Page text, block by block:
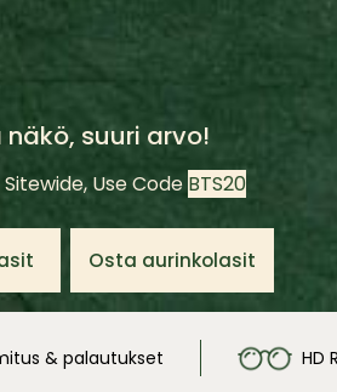
näkö, suuri arvo!
Use Code BTS20
Osta aurinkolasit
& palautukset HD